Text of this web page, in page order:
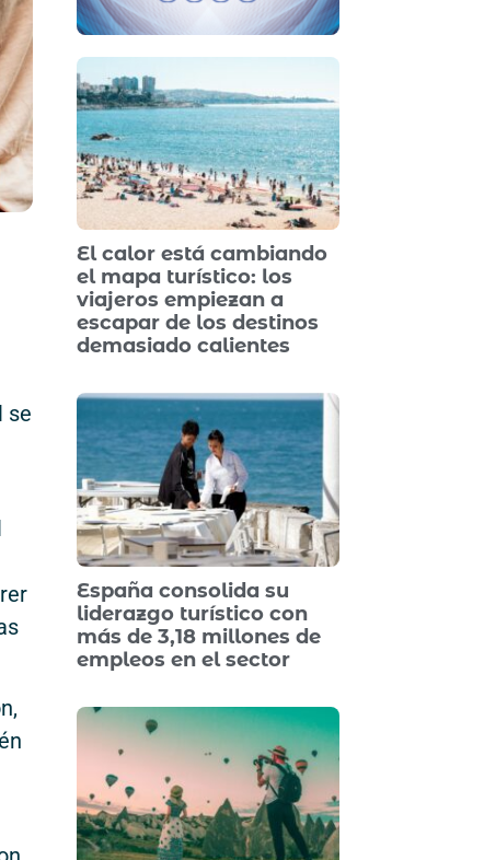
se
El calor está cambiando
el mapa turístico: los
viajeros empiezan a
escapar de los destinos
demasiado calientes
España consolida su
liderazgo turístico con
más de 3,18 millones de
empleos en el sector